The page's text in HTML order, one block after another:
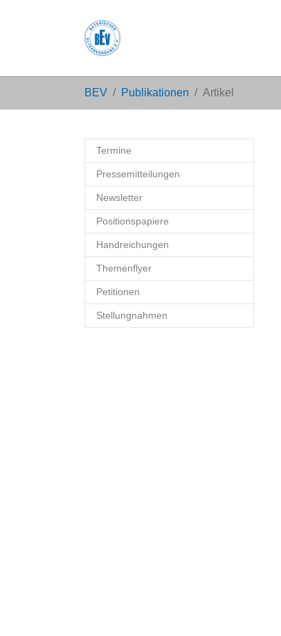
BEV Publikationen Artikel
Termine
Pressemitteilungen
Newsletter
Positionspapiere
Handreichungen
Themenflyer
Petitionen
Stellungnahmen